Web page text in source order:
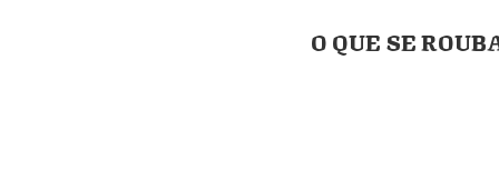
O QUE SE